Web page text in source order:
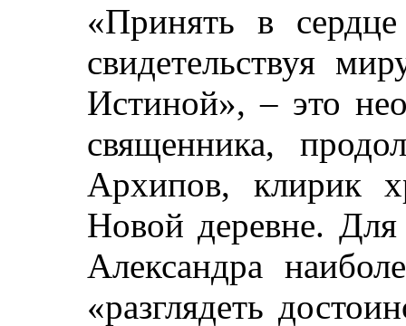
«Принять в
свидетельствуя
Истиной», – это
священника,
Архипов, клирик
Новой деревне.
Александра
«разглядеть